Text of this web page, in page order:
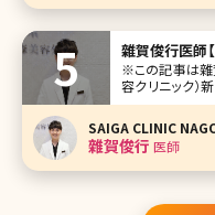
雜賀俊行医師
※この記事は雜
容クリニック）
企画「イケメン
いが としゆき）
経験を積み、美
SAIGA CLINIC
雜賀俊行 医師